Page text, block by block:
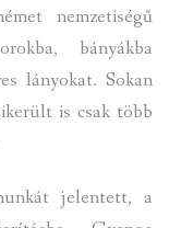
nemzetiségű
bányákba
lányokat. Sokan
is csak több
jelentett, a